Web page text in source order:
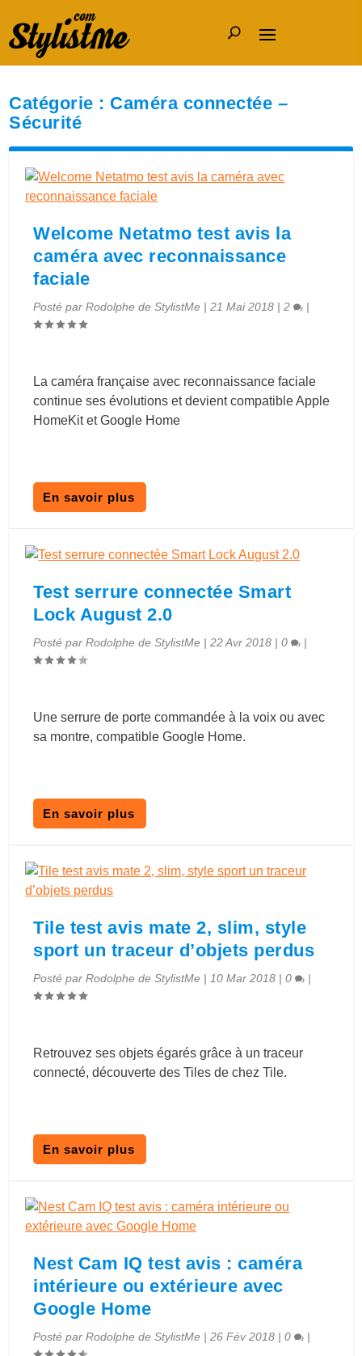
Catégorie : Caméra connectée –
Sécurité
Welcome Netatmo test avis la
caméra avec reconnaissance
faciale
Posté parRodolphe de StylistMe |21 Mai 2018 |2 |
La caméra française avec reconnaissance faciale
continue ses évolutions et devient compatible Apple
HomeKit et Google Home
En savoir plus
Test serrure connectée Smart
Lock August 2.0
Posté parRodolphe de StylistMe |22 Avr 2018 |0 |
Une serrure de porte commandée à la voix ou avec
sa montre, compatible Google Home.
En savoir plus
Tile test avis mate 2, slim, style
sport un traceur d’objets perdus
Posté parRodolphe de StylistMe | 10 Mar 2018 |0 |
Retrouvez ses objets égarés grâce à un traceur
connecté, découverte des Tiles de chez Tile.
En savoir plus
Nest Cam IQ test avis : caméra
intérieure ou extérieure avec
Google Home
Posté parRodolphe de StylistMe |26 Fév 2018 |0 |